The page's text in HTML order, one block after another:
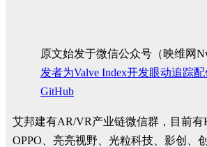
原文始发于微信公众号（映维网
发者为Valve Index开发眼动追踪
GitHub
艾邦建有AR/VR产业链微信群，目前有
OPPO、亮亮视野、光粒科技、影创、